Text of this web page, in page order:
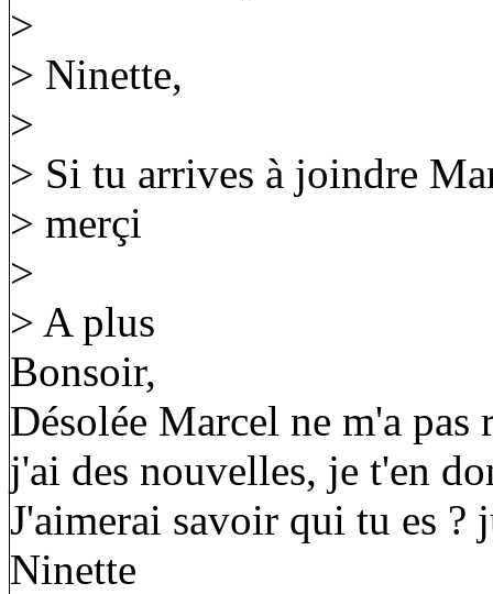
>
> Ninette,
>
> Si tu arrives à joindre
> merçi
>
> A plus
Bonsoir,
Désolée Marcel ne m'a
j'ai des nouvelles, je t'en
J'aimerai savoir qui tu es ?
Ninette